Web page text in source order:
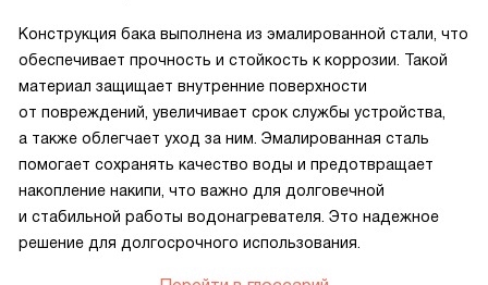
Конструкция бака выполнена из эмалированной стали, что
обеспечивает прочность и стойкость к коррозии. Такой
материал защищает внутренние поверхности
от повреждений, увеличивает срок службы устройства,
а также облегчает уход за ним. Эмалированная сталь
помогает сохранять качество воды и предотвращает
накопление накипи, что важно для долговечной
и стабильной работы водонагревателя. Это надежное
решение для долгосрочного использования.